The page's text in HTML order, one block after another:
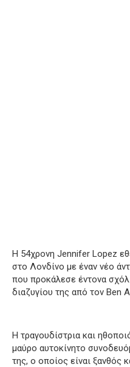
Η 54χρονη Jennifer Lopez
στο Λονδίνο με έναν νέο
που προκάλεσε έντονα
διαζυγίου της από τον Ben
Η τραγουδίστρια και
μαύρο αυτοκίνητο
της, ο οποίος είναι ξανθός